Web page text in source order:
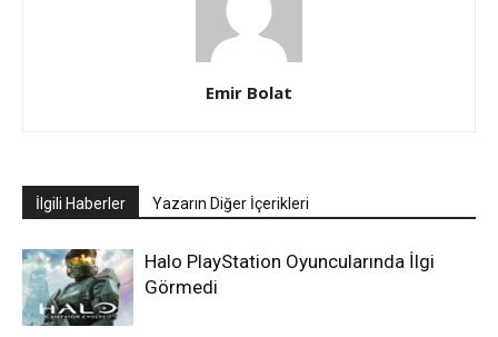
Emir Bolat
İlgili Haberler Yazarın Diğer İçerikleri
Halo PlayStation Oyuncularında İlgi
Görmedi